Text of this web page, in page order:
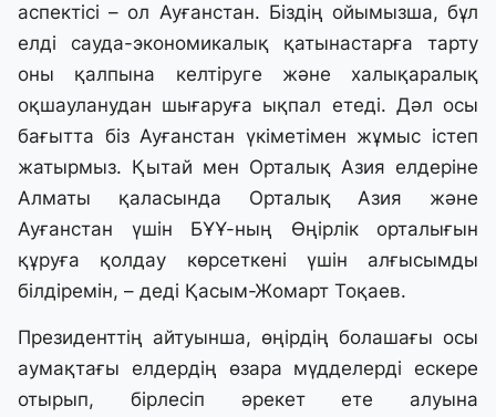
аспектісі – ол Ауғанстан. Біздің ойымызша, бұл
елді сауда-экономикалық қатынастарға тарту
оны қалпына келтіруге және халықаралық
оқшауланудан шығаруға ықпал етеді. Дәл осы
бағытта біз Ауғанстан үкіметімен жұмыс істеп
жатырмыз. Қытай мен Орталық Азия елдеріне
Алматы қаласында Орталық Азия және
Ауғанстан үшін БҰҰ-ның Өңірлік орталығын
құруға қолдау көрсеткені үшін алғысымды
білдіремін, – деді Қасым-Жомарт Тоқаев.
Президенттің айтуынша, өңірдің болашағы осы
аумақтағы елдердің өзара мүдделерді ескере
отырып, бірлесіп әрекет ете алуына